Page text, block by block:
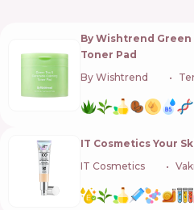
By Wishtrend Green
Toner Pad
By Wishtrend
IT Cosmetics Your
IT Cosmetics